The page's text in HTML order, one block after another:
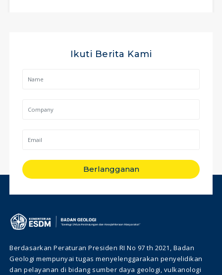
Ikuti Berita Kami
Berlangganan
Berdasarkan Peraturan Presiden RI No 97 th 2021, Badan
Geologi mempunyai tugas menyelenggarakan penyelidikan
dan pelayanan di bidang sumber daya geologi, vulkanologi